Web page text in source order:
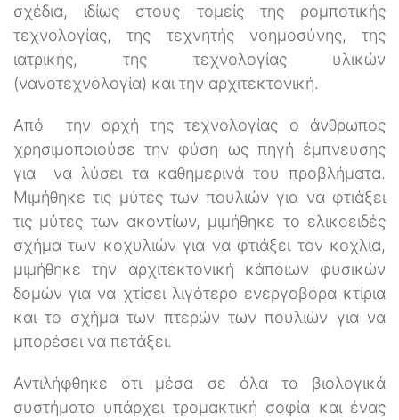
σχέδια, ιδίως στους τομείς της ρομποτικής
τεχνολογίας, της τεχνητής νοημοσύνης, της
ιατρικής, της τεχνολογίας υλικών
(νανοτεχνολογία) και την αρχιτεκτονική.
Από την αρχή της τεχνολογίας ο άνθρωπος
χρησιμοποιούσε την φύση ως πηγή έμπνευσης
για να λύσει τα καθημερινά του προβλήματα.
Μιμήθηκε τις μύτες των πουλιών για να φτιάξει
τις μύτες των ακοντίων, μιμήθηκε το ελικοειδές
σχήμα των κοχυλιών για να φτιάξει τον κοχλία,
μιμήθηκε την αρχιτεκτονική κάποιων φυσικών
δομών για να χτίσει λιγότερο ενεργοβόρα κτίρια
και το σχήμα των πτερών των πουλιών για να
μπορέσει να πετάξει.
Αντιλήφθηκε ότι μέσα σε όλα τα βιολογικά
συστήματα υπάρχει τρομακτική σοφία και ένας